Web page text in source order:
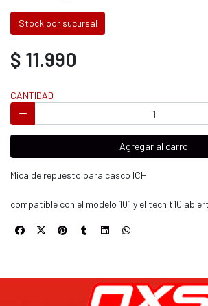
Stock por sucursal
$ 11.990
CANTIDAD
Agregar al carro
Mica de repuesto para casco ICH
compatible con el modelo 101 y el tech t10